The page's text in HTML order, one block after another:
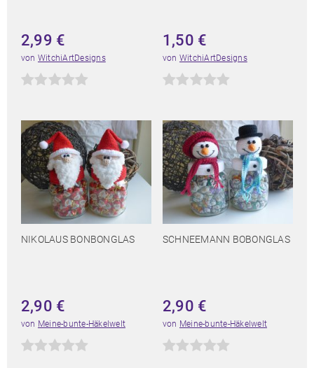
2,99 €
von WitchiArtDesigns
1,50 €
von WitchiArtDesigns
NIKOLAUS BONBONGLAS
2,90 €
von Meine-bunte-Häkelwelt
SCHNEEMANN BOBONGLAS
2,90 €
von Meine-bunte-Häkelwelt